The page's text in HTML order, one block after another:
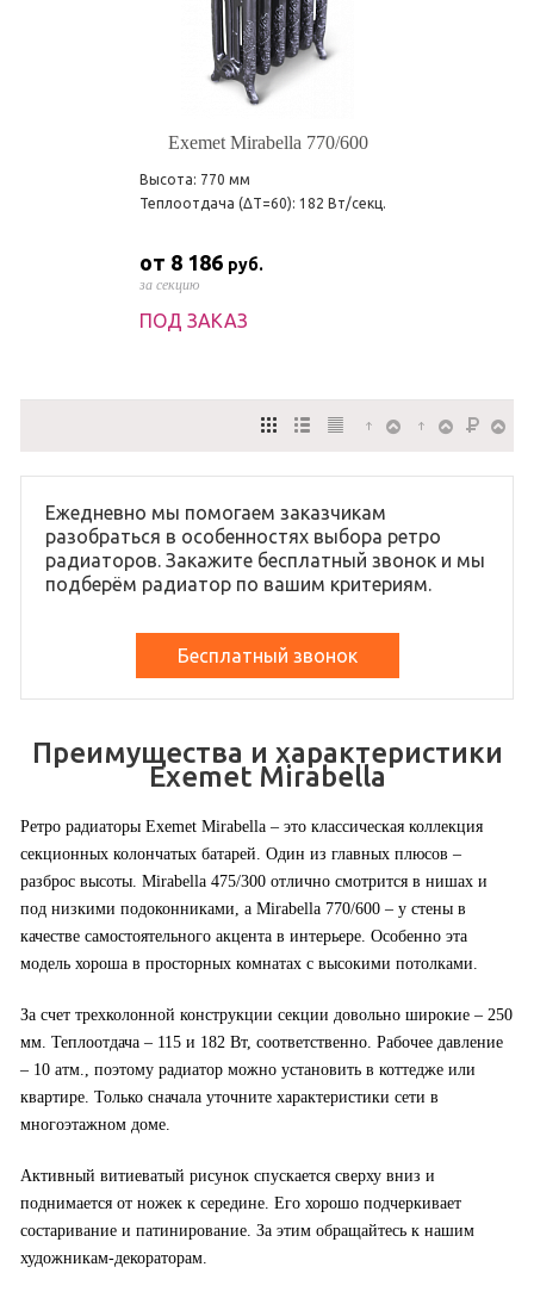
Exemet Mirabella 770/600
Высота: 770 мм
Теплоотдача (ΔT=60): 182 Вт/секц.
от 8 186 руб.
за секцию
ПОД ЗАКАЗ
Ежедневно мы помогаем заказчикам
разобраться в особенностях выбора ретро
радиаторов. Закажите бесплатный звонок и мы
подберём радиатор по вашим критериям.
Бесплатный звонок
Преимущества и характеристики
Exemet Mirabella
Ретро радиаторы Exemet Mirabella – это классическая коллекция
секционных колончатых батарей. Один из главных плюсов –
разброс высоты. Mirabella 475/300 отлично смотрится в нишах и
под низкими подоконниками, а Mirabella 770/600 – у стены в
качестве самостоятельного акцента в интерьере. Особенно эта
модель хороша в просторных комнатах с высокими потолками.
За счет трехколонной конструкции секции довольно широкие – 250
мм. Теплоотдача – 115 и 182 Вт, соответственно. Рабочее давление
– 10 атм., поэтому радиатор можно установить в коттедже или
квартире. Только сначала уточните характеристики сети в
многоэтажном доме.
Активный витиеватый рисунок спускается сверху вниз и
поднимается от ножек к середине. Его хорошо подчеркивает
состаривание и патинирование. За этим обращайтесь к нашим
художникам-декораторам.